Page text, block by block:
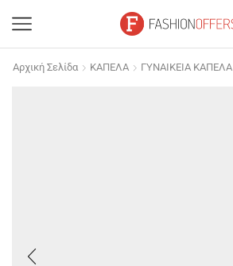
Αρχική Σελίδα ΚΑΠΕΛΑ ΓΥΝΑΙΚΕΙΑ ΚΑΠΕΛΑ